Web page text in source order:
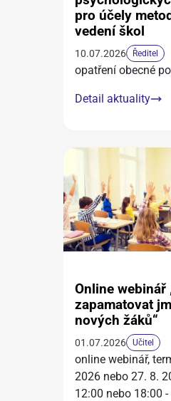
pro účely
vedení škol
10.07.2026 Ředitel
opatření obecné
Detail aktuality
Online webinář
zapamatovat
nových žáků“
01.07.2026 Učitel
online webinář,
2026 nebo 27. 8.
12:00 nebo 18:00 -